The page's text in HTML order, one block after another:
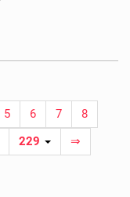
5 6 7
8
229
⇒